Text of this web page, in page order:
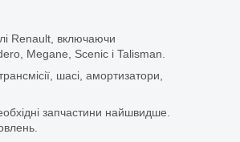
Renault, включаючи
Megane, Scenic і Talisman.
шасі, амортизатори,
запчастини найшвидше.